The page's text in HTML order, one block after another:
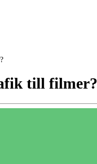
till filmer?